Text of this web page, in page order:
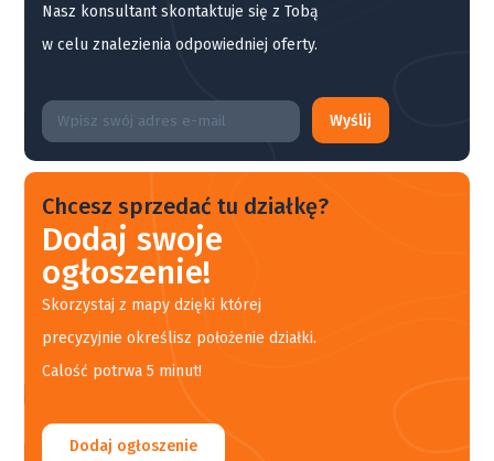
Nasz konsultant skontaktuje się z Tobą
w celu znalezienia odpowiedniej oferty.
Wyślij
Chcesz sprzedać tu działkę?
Dodaj swoje
ogłoszenie!
Skorzystaj z mapy dzięki której
precyzyjnie określisz położenie działki.
Calość potrwa 5 minut!
Dodaj ogłoszenie